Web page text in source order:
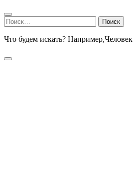
Найти:
Что будем искать? Например,Человек